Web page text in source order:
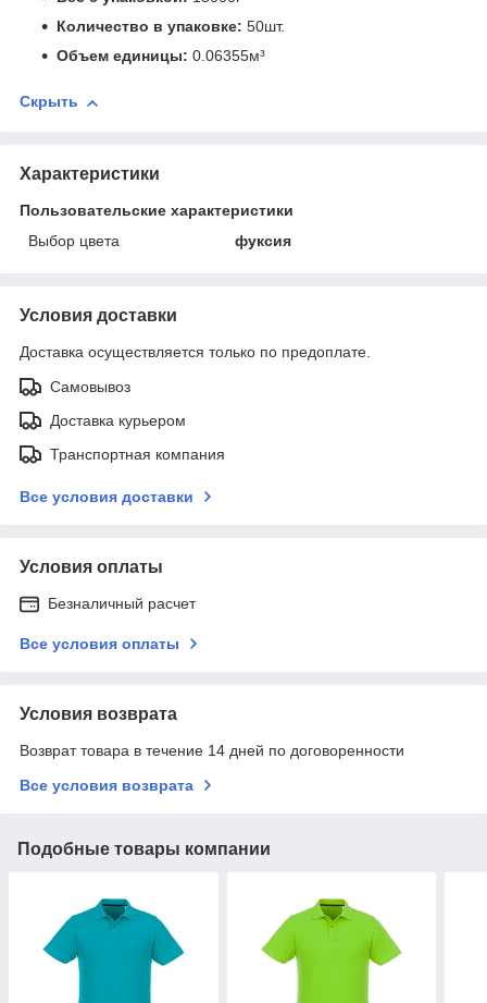
Количество в упаковке: 50шт.
Объем единицы: 0.06355м³
Скрыть
Характеристики
Пользовательские характеристики
Выбор цвета
фуксия
Условия доставки
Доставка осуществляется только по предоплате.
Самовывоз
Доставка курьером
Транспортная компания
Все условия доставки
Условия оплаты
Безналичный расчет
Все условия оплаты
Условия возврата
Возврат товара в течение 14 дней по договоренности
Все условия возврата
Подобные товары компании